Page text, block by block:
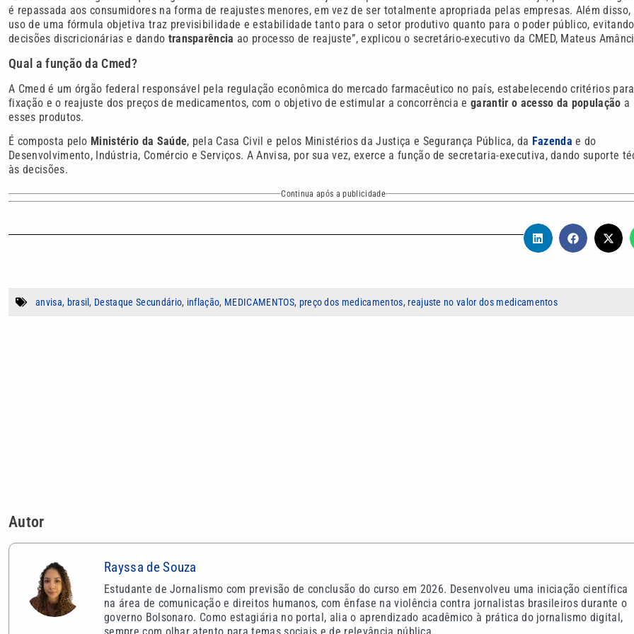
é repassada aos consumidores na forma de reajustes menores, em vez de ser totalmente apropriada pelas empresas. Além disso,
uso de uma fórmula objetiva traz previsibilidade e estabilidade tanto para o setor produtivo quanto para o poder público, evitando
decisões discricionárias e dando transparência ao processo de reajuste”, explicou o secretário-executivo da CMED, Mateus
Qual a função da Cmed?
A Cmed é um órgão federal responsável pela regulação econômica do mercado farmacêutico no país, estabelecendo critérios
fixação e o reajuste dos preços de medicamentos, com o objetivo de estimular a concorrência egarantir o acesso da população a
esses produtos.
É composta pelo Ministério da Saúde, pela Casa Civil e pelos Ministérios da Justiça e Segurança Pública, da Fazenda e do
Desenvolvimento, Indústria, Comércio e Serviços. A Anvisa, por sua vez, exerce a função de secretaria-executiva, dando suporte
às decisões.
Continua após a publicidade
anvisa, brasil , Destaque Secundário, inflação, MEDICAMENTOS, preço dos medicamentos, reajuste no valor dos medicamentos